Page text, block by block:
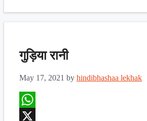
गुड़िया रानी
May 17, 2021 by hindibhashaa lekhak
WhatsApp